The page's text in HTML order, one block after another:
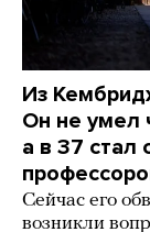
Из
Он не умел
а в 37
Сейчас его
возникли